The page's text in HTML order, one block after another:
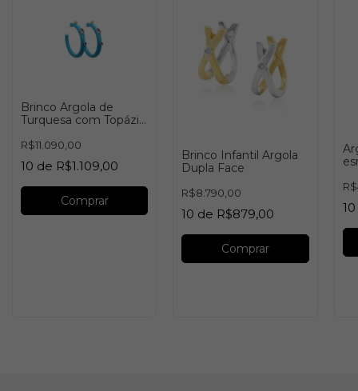
Brinco Argola de
Turquesa com Topázio
R$11.090,00
10 de R$1.109,00
Comprar
Brinco Infantil Argola
Dupla Face
R$8.790,00
10 de R$879,00
Comprar
10